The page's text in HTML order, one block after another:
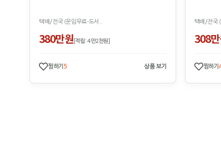
택배/전국 (운임무료-도서..
380만원[적립: 4만2천원]
찜하기 5 상품 보기
택배/전국
308
찜하기